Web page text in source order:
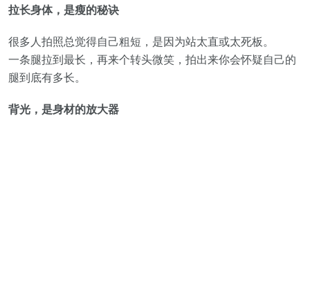
拉长身体，是瘦的秘诀
很多人拍照总觉得自己粗短，是因为站太直或太死板。
一条腿拉到最长，再来个转头微笑，拍出来你会怀疑自己的
腿到底有多长。
背光，是身材的放大器